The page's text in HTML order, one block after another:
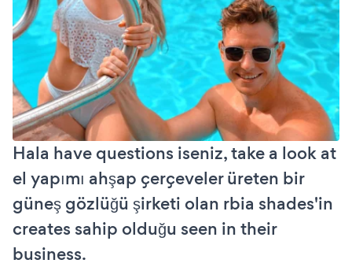
Hala have questions iseniz, take a look at
el yapımı ahşap çerçeveler üreten bir
güneş gözlüğü şirketi olan rbia shades'in
creates sahip olduğu seen in their
business.